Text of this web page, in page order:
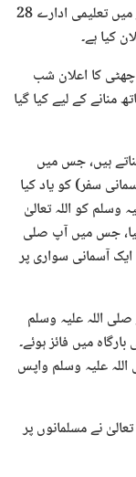
کراچی: سندھ ایجوکیشن ڈیپارٹمنٹ نے صوبے بھر میں تعلیمی ادارے 28
کیا ہے۔
کا اعلان شب
کے لیے کیا گیا
مناتے ہیں، جس میں
سفر) کو یاد کیا
وسلم کو اللہ تعالیٰ
جس میں آپ صلی
آسمانی سواری پر
اللہ علیہ وسلم
میں فائز ہوئے۔
علیہ وسلم واپس
نے مسلمانوں پر